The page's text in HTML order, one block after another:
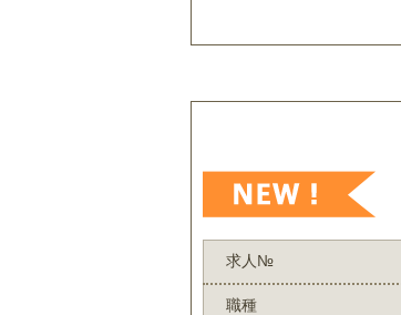
求人№
職種